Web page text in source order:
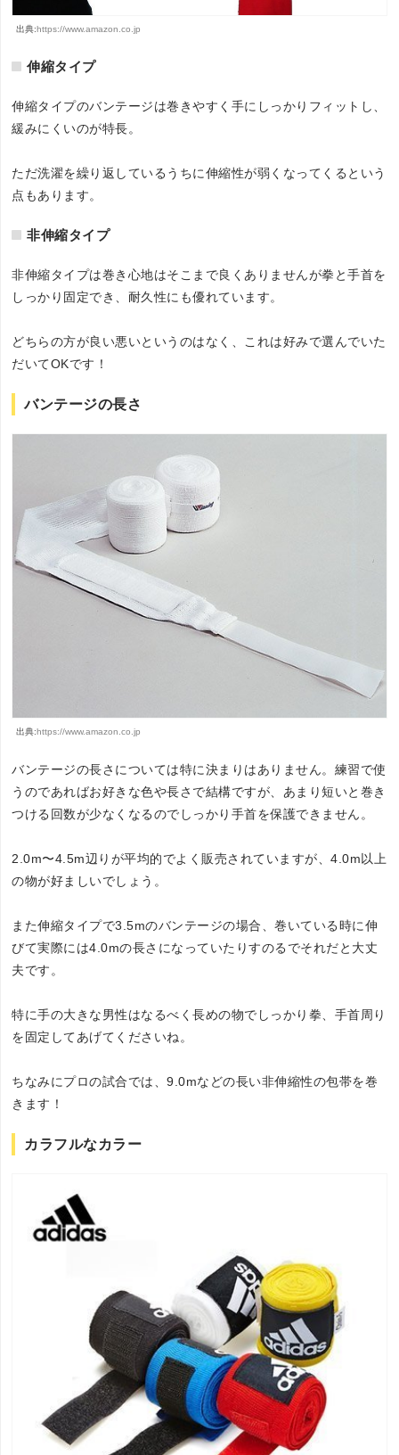
出典:https://www.amazon.co.jp
伸縮タイプ
伸縮タイプのバンテージは巻きやすく手にしっかりフィットし、
緩みにくいのが特長。
ただ洗濯を繰り返しているうちに伸縮性が弱くなってくるという
点もあります。
非伸縮タイプ
非伸縮タイプは巻き心地はそこまで良くありませんが拳と手首を
しっかり固定でき、耐久性にも優れています。
どちらの方が良い悪いというのはなく、これは好みで選んでいた
だいてOKです！
バンテージの長さ
出典:https://www.amazon.co.jp
バンテージの長さについては特に決まりはありません。練習で使
うのであればお好きな色や長さで結構ですが、あまり短いと巻き
つける回数が少なくなるのでしっかり手首を保護できません。
2.0m〜4.5m辺りが平均的でよく販売されていますが、4.0m以上
の物が好ましいでしょう。
また伸縮タイプで3.5mのバンテージの場合、巻いている時に伸
びて実際には4.0mの長さになっていたりすのるでそれだと大丈
夫です。
特に手の大きな男性はなるべく長めの物でしっかり拳、手首周り
を固定してあげてくださいね。
ちなみにプロの試合では、9.0mなどの長い非伸縮性の包帯を巻
きます！
カラフルなカラー